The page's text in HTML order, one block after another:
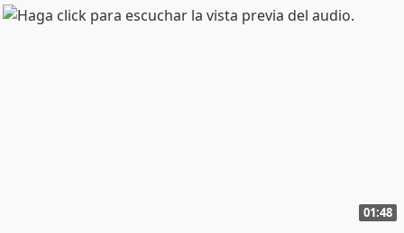
01:48